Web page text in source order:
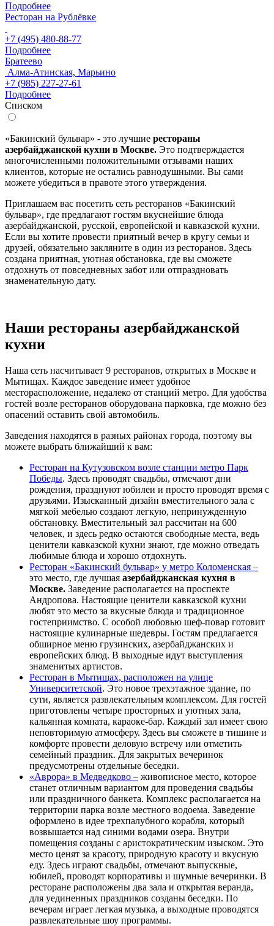
Подробнее
Ресторан на Рублёвке
+7 (495) 480-88-77
Подробнее
Братеево
Алма-Атинская, Марьино
+7 (985) 227-27-61
Подробнее
Списком
«Бакинский бульвар» - это лучшие рестораны
азербайджанской кухни в Москве. Это подтверждается
многочисленными положительными отзывами наших
клиентов, которые не остались равнодушными. Вы сами
можете убедиться в правоте этого утверждения.
Приглашаем вас посетить сеть ресторанов «Бакинский
бульвар», где предлагают гостям вкуснейшие блюда
азербайджанской, русской, европейской и кавказской кухни.
Если вы хотите провести приятный вечер в кругу семьи и
друзей, обязательно закляните в один из ресторанов. Здесь
создана приятная, уютная обстановка, где вы сможете
отдохнуть от повседневных забот или отпраздновать
знаменательную дату.
Наши рестораны азербайджанской
кухни
Наша сеть насчитывает 9 ресторанов, открытых в Москве и
Мытищах. Каждое заведение имеет удобное
месторасположение, недалеко от станций метро. Для удобства
гостей возле ресторанов оборудована парковка, где можно без
опасений оставить свой автомобиль.
Заведения находятся в разных районах города, поэтому вы
можете выбрать ближайший к вам:
Ресторан на Кутузовском возле станции метро Парк
Победы. Здесь проводят свадьбы, отмечают дни
рождения, празднуют юбилеи и просто проводят время с
друзьями. Изысканный дизайн вместительного зала с
мягкой мебелью создают легкую, непринужденную
обстановку. Вместительный зал рассчитан на 600
человек, и здесь редко остаются свободные места, ведь
ценители кавказской кухни знают, где можно отведать
любимые блюда и хорошо отдохнуть.
Ресторан «Бакинский бульвар» у метро Коломенская –
это место, где лучшая азербайджанская кухня в
Москве. Заведение располагается на проспекте
Андропова. Настоящие ценители кавказской кухни
любят это место за вкусные блюда и традиционное
гостеприимство. С особой любовью шеф-повар готовит
настоящие кулинарные шедевры. Гостям предлагается
обширное меню грузинских, азербайджанских и
европейских блюд. В выходные идут выступления
знаменитых артистов.
Ресторан в Мытищах, расположен на улице
Университетской. Это новое трехэтажное здание, по
сути, является развлекательным комплексом. Для гостей
приготовлены четыре просторных и уютных зала,
кальянная комната, караоке-бар. Каждый зал имеет свою
неповторимую атмосферу. Здесь вы сможете в тишине и
комфорте провести деловую встречу или отметить
семейный праздник. Для закрытых вечеринок
предусмотрены отдельные беседки.
«Аврора» в Медведково – живописное место, которое
станет отличным вариантом для проведения свадьбы
или праздничного банкета. Комплекс располагается на
территории парка возле местного водоема. Заведение
оформлено в идее трехпалубного корабля, который
возвышается над синими водами озера. Внутри
помещения созданы с аристократическим изыском. Это
место ценят за красоту, природную красоту и вкусную
еду. Здесь играют свадьбы, отмечают выпускные,
юбилей, проводят корпоративы и шумные вечеринки. В
ресторане расположены два зала и открытая веранда,
для уединенных праздников созданы беседки. По
вечерам играет легкая музыка, а выходные проводятся
развлекательные шоу программы.